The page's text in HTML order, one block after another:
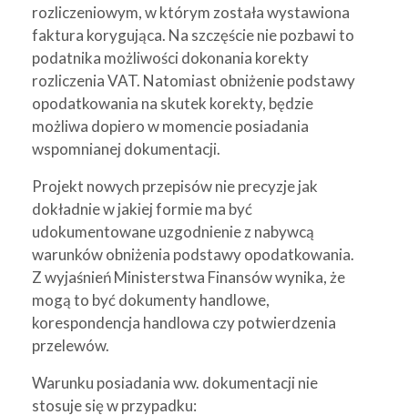
rozliczeniowym, w którym została wystawiona
faktura korygująca. Na szczęście nie pozbawi to
podatnika możliwości dokonania korekty
rozliczenia VAT. Natomiast obniżenie podstawy
opodatkowania na skutek korekty, będzie
możliwa dopiero w momencie posiadania
wspomnianej dokumentacji.
Projekt nowych przepisów nie precyzje jak
dokładnie w jakiej formie ma być
udokumentowane uzgodnienie z nabywcą
warunków obniżenia podstawy opodatkowania.
Z wyjaśnień Ministerstwa Finansów wynika, że
mogą to być dokumenty handlowe,
korespondencja handlowa czy potwierdzenia
przelewów.
Warunku posiadania ww. dokumentacji nie
stosuje się w przypadku: